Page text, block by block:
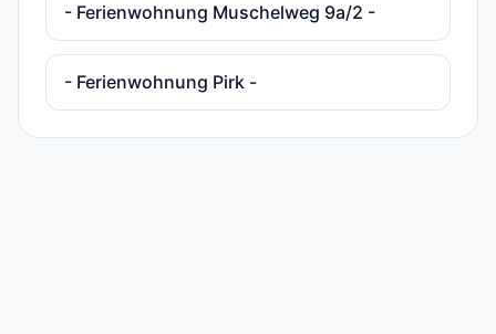
- Ferienwohnung Muschelweg 9a/2 -
- Ferienwohnung Pirk -